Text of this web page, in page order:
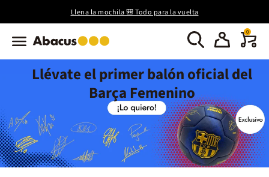
Llena la mochila 🎒 Todo para la vuelta
0
Llévate el primer balón oficial del
Barça Femenino